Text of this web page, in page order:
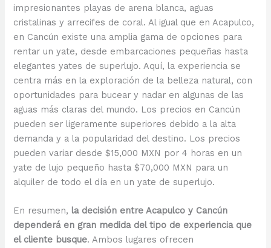
impresionantes playas de arena blanca, aguas
cristalinas y arrecifes de coral. Al igual que en Acapulco,
en Cancún existe una amplia gama de opciones para
rentar un yate, desde embarcaciones pequeñas hasta
elegantes yates de superlujo. Aquí, la experiencia se
centra más en la exploración de la belleza natural, con
oportunidades para bucear y nadar en algunas de las
aguas más claras del mundo. Los precios en Cancún
pueden ser ligeramente superiores debido a la alta
demanda y a la popularidad del destino. Los precios
pueden variar desde $15,000 MXN por 4 horas en un
yate de lujo pequeño hasta $70,000 MXN para un
alquiler de todo el día en un yate de superlujo.
En resumen, la decisión entre Acapulco y Cancún
dependerá en gran medida del tipo de experiencia que
el cliente busque. Ambos lugares ofrecen